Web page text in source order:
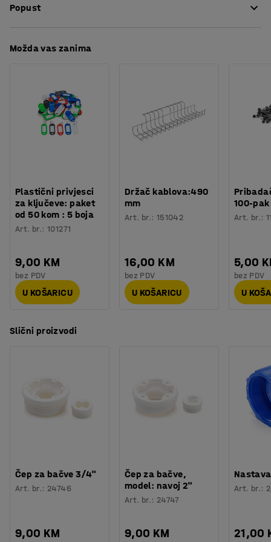
Materijal
Težina: 0,06 kg
Popust
Možda vas zanima
Plastični privjesci
za ključeve: paket
od 50 kom : 5 boja
Art. br.:101271
9,00 KM
bez PDV
U KOŠARICU
Držač kablova:490
mm
Art. br.: 151042
16,00 KM
bez PDV
U KOŠARICU
100-pak
Art. br.:
5,00
bez PDV
U
Slični proizvodi
Čep za bačve 3/4"
Art. br.: 24746
9,00 KM
Čep za bačve,
model: navoj 2"
Art. br.: 24747
9,00 KM
Art. br.:
21,00